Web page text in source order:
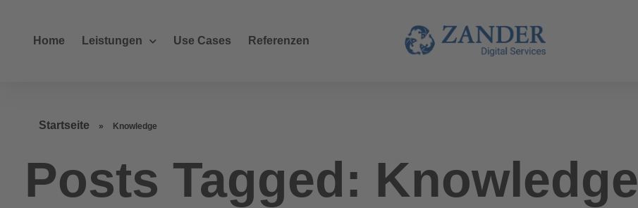
Home Leistungen Use Cases Referenzen
Startseite » Knowledge
Posts Tagged: Knowledge